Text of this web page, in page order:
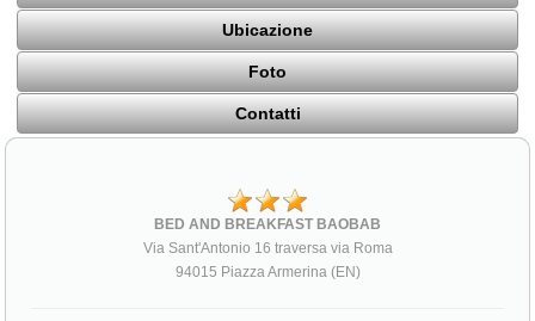
Ubicazione
Foto
Contatti
BED AND BREAKFAST BAOBAB
Via Sant'Antonio 16 traversa via Roma
94015 Piazza Armerina (EN)